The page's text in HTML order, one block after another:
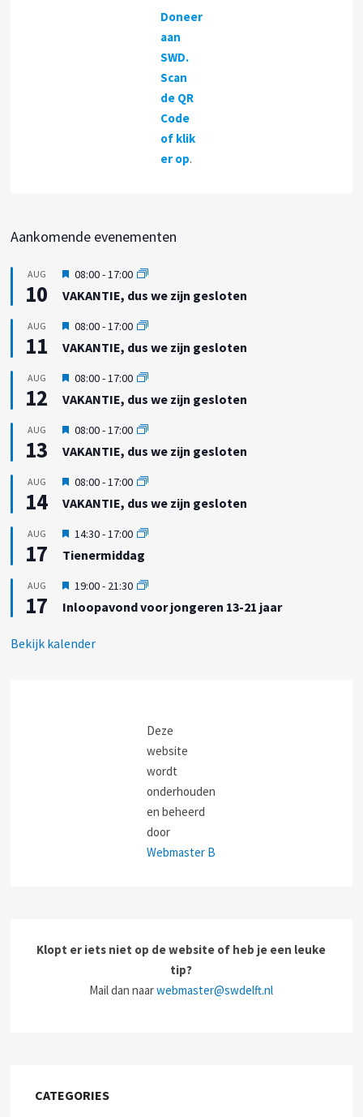
Doneer
aan
SWD.
Scan
de QR
Code
of klik
er op.
Aankomende evenementen
AUG
10
U
i
t
g
e
l
c
h
08:00-17:00
VAKANTIE, dus we zijn gesloten
AUG
11
U
i
t
g
e
l
c
h
08:00-17:00
VAKANTIE, dus we zijn gesloten
AUG
12
U
i
t
g
e
l
c
h
08:00-17:00
VAKANTIE, dus we zijn gesloten
AUG
13
U
i
t
g
e
l
c
h
08:00-17:00
VAKANTIE, dus we zijn gesloten
AUG
14
U
i
t
g
e
l
c
h
08:00-17:00
VAKANTIE, dus we zijn gesloten
AUG
17
U
t
g
e
l
c
14:30-17:00
Tienermiddag
AUG
17
U
i
t
e
19:00- 21:30
Inloopavond voor jongeren 13-21 jaar
Bekijk kalender
Deze
website
wordt
onderhouden
en beheerd
door
Webmaster B
Klopt er iets niet op de website of heb je een leuke
tip?
Mail dan naarwebmaster@swdelft.nl
CATEGORIES